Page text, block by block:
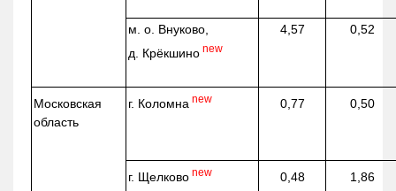
м. о. Внуково,
д. Крёкшино new
4,57 0,52
Московская
область
г. Коломна new 0,77 0,50
г. Щелково new 0,48 1,86